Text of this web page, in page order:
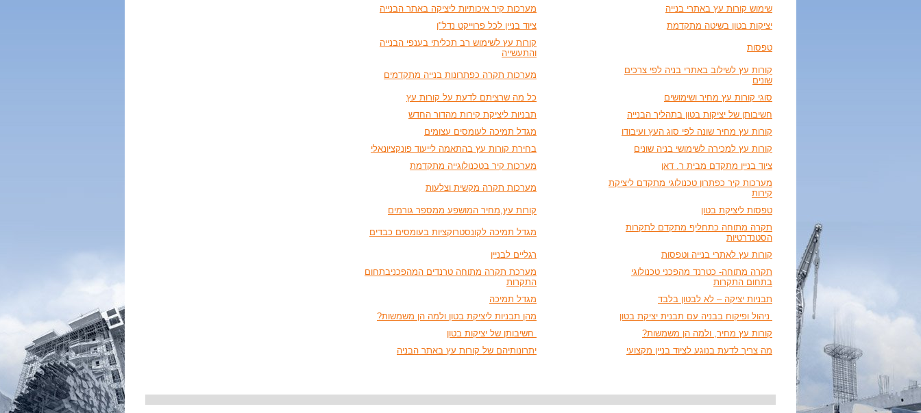
שימוש קורות עץ באתרי בנייה
מערכות קיר איכותיות ליציקה באתר הבנייה
יציקות בטון בשיטה מתקדמת
ציוד בניין לכל פרוייקט נדל"ן
טפסות
קורות עץ לשימוש רב תכליתי בענפי הבנייה
והתעשייה
קורות עץ לשילוב באתרי בניה לפי צרכים
שונים
מערכות תקרה כפתרונות בנייה מתקדמים
סוגי קורות עץ מחיר ושימושים
כל מה שרציתם לדעת על קורות עץ
חשיבותן של יציקות בטון בתהליך הבנייה
תבניות ליציקת קירות מהדור החדש
קורות עץ מחיר שונה לפי סוג העץ ועיבודו
מגדל תמיכה לעומסים עצומים
קורות עץ למכירה לשימושי בניה שונים
בחירת קורות עץ בהתאמה לייעוד פונקציונאלי
ציוד בניין מתקדם מבית ר. דאן
מערכות קיר בטכנולוגייה מתקדמת
מערכות קיר כפתרון טכנולוגי מתקדם ליציקת
קירות
מערכות תקרה מקשית וצלעות
טפסות ליציקת בטון
קורות עץ,מחיר המושפע ממספר גורמים
תקרה מתוחה כתחליף מתקדם לתקרות
הסטנדרטיות
מגדל תמיכה לקונסטרוקציות בעומסים כבדים
קורות עץ לאתרי בנייה וטפסות
רגליים לבניין
תקרה מתוחה- כטרנד מהפכני טכנולוגי
בתחום התקרות
מערכת תקרה מתוחה טרנדים המהפכניבתחום
התקרות
תבניות יציקה – לא לבטון בלבד
מגדל תמיכה
ניהול ופיקוח בבניה עם תבנית יציקת בטון
מהן תבניות ליציקת בטון ולמה הן משמשות?
קורות עץ מחיר, ולמה הן משמשות?
חשיבותן של יציקות בטון
מה צריך לדעת בנוגע לציוד בניין מקצועי
יתרונותיהם של קורות עץ באתר הבניה